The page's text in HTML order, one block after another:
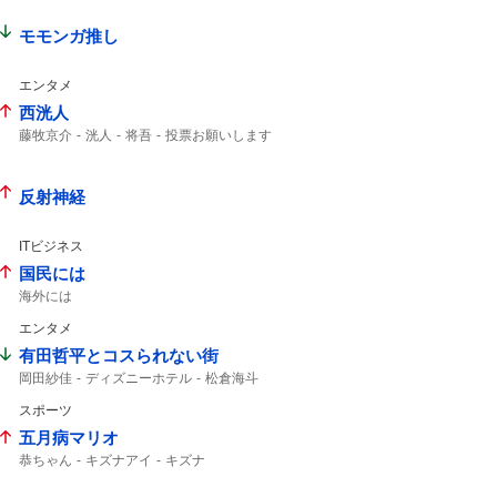
モモンガ推し
エンタメ
西洸人
藤牧京介 洸人 将吾
投票お願いします
反射神経
ITビジネス
国民には
海外には
エンタメ
有田哲平とコスられない街
岡田紗佳 ディズニーホテル 松倉海斗
スポーツ
五月病マリオ
恭ちゃん キズナアイ キズナ